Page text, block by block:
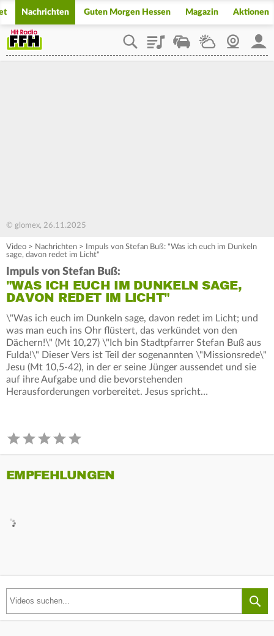
Nachrichten Guten Morgen Hessen Magazin Aktionen
PlaylistStaupilotWetterWebcam
© glomex, 26.11.2025
Video > Nachrichten >
Impuls von Stefan Buß: "Was ich euch im Dunkeln
sage, davon redet im Licht"
Impuls von Stefan Buß:
"WAS ICH EUCH IM DUNKELN SAGE,
DAVON REDET IM LICHT"
\"Was ich euch im Dunkeln sage, davon redet im Licht; und
was man euch ins Ohr flüstert, das verkündet von den
Dächern!\" (Mt 10,27) \"Ich bin Stadtpfarrer Stefan Buß aus
Fulda!\" Dieser Vers ist Teil der sogenannten \"Missionsrede\"
Jesu (Mt 10,5-42), in der er seine Jünger aussendet und sie
auf ihre Aufgabe und die bevorstehenden
Herausforderungen vorbereitet. Jesus spricht…
EMPFEHLUNGEN